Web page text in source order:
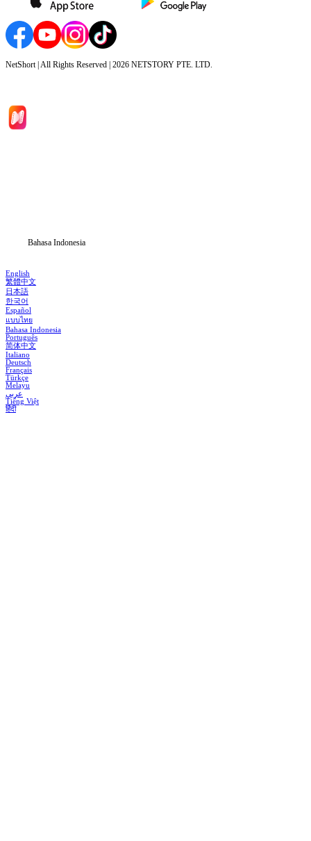
NetShort | All Rights Reserved | 2026 NETSTORY PTE. LTD.
Bahasa Indonesia
English
繁體中文
日本語
한국어
Español
แบบไทย
Bahasa Indonesia
Português
简体中文
Italiano
Deutsch
Français
Türkçe
Melayu
عربي
Tiếng Việt
हिंदी